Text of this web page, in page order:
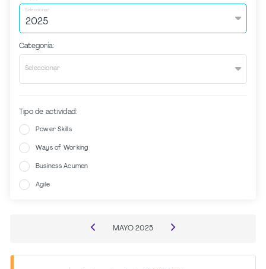
Seleccionar
Categoría:
Seleccionar
Tipo de actividad:
Power Skills
Ways of Working
Business Acumen
Agile
MAYO 2025